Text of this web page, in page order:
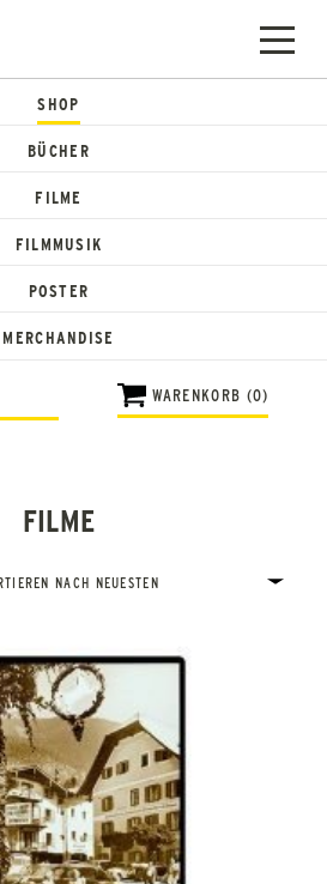
SHOP
BÜCHER
FILME
FILMMUSIK
POSTER
MERCHANDISE
WARENKORB (0)
FILME